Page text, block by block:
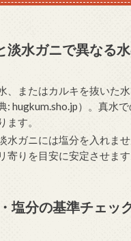
淡水ガニで異なる
、またはカルキを抜いた
: hugkum.sho.jp）。真水
ます。
水ガニには塩分を入れま
寄りを目安に安定させます
塩分の基準チェッ